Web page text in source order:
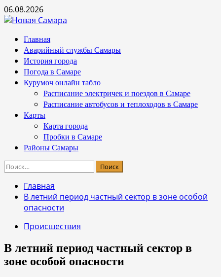
Перейти
к
06.08.2026
Основное
меню
Главная
Аварийный службы Самары
История города
Погода в Самаре
Курумоч онлайн табло
Расписание электричек и поездов в Самаре
Расписание автобусов и теплоходов в Самаре
Карты
Карта города
Пробки в Самаре
Районы Самары
Найти:
Главная
В летний период частный сектор в зоне особой
опасности
Происшествия
В летний период частный сектор в
зоне особой опасности